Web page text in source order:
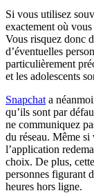
Si vous utilisez
exactement où
Vous risquez donc
d’éventuelles
particulièrement
et les adolescents
Snapchat a
qu’ils sont par
ne communiquez
du réseau. Même si
l’application
choix. De plus,
personnes figurant
heures hors ligne.